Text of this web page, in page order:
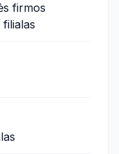
firmos